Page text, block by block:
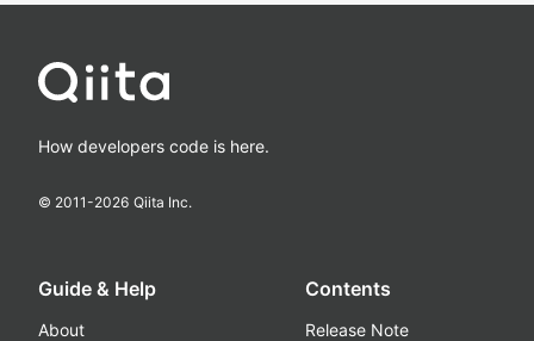
How developers code is here.
© 2011-2026 Qiita Inc.
Guide & Help
About
Contents
Release Note